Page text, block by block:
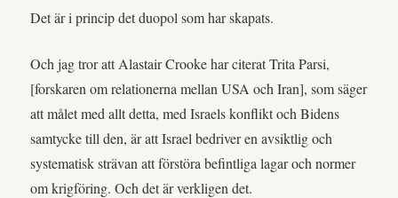
Det är i princip det duopol som har skapats.
Och jag tror att Alastair Crooke har citerat Trita Parsi,
[forskaren om relationerna mellan USA och Iran], som säger
att målet med allt detta, med Israels konflikt och Bidens
samtycke till den, är att Israel bedriver en avsiktlig och
systematisk strävan att förstöra befintliga lagar och normer
om krigföring. Och det är verkligen det.